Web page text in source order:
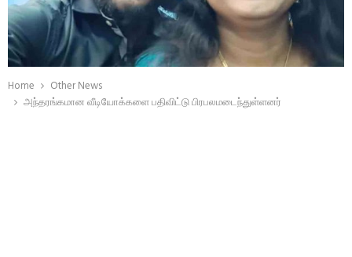
Home
Other News
அந்தரங்கமான வீடியோக்களை பதிவிட்டு பிரபலமடைந்துள்ளனர்